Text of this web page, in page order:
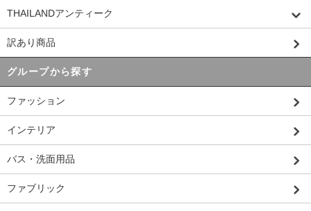
THAILANDアンティーク
訳あり商品
グループから探す
ファッション
インテリア
バス・洗面用品
ファブリック